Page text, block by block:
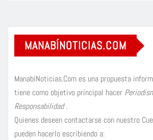
MANABÍNOTICIAS.COM
ManabíNoticias.Com es una propuesta
tiene como objetivo principal hacer
Responsabilidad.
Quienes deseen contactarse con nuestro
pueden hacerlo escribiendo a: